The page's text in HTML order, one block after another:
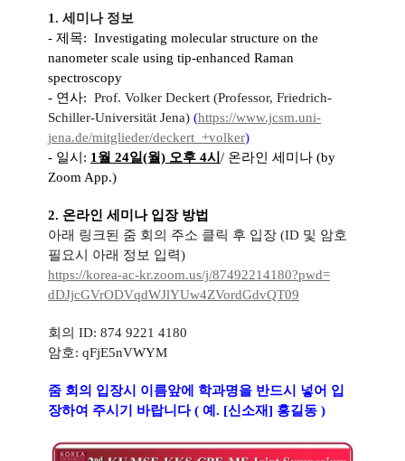
1. 세미나 정보
- 제목: Investigating molecular structure on the
nanometer scale using tip-enhanced Raman
spectroscopy
- 연사: Prof. Volker Deckert (Professor, Friedrich-
Schiller-Universität Jena) (https://www.jcsm.uni-
jena.de/mitglieder/deckert_+volker)
- 일시: 1월 24일(월) 오후 4시 / 온라인 세미나 (by
Zoom App.)
2. 온라인 세미나 입장 방법
아래 링크된 줌 회의 주소 클릭 후 입장 (ID 및 암호
필요시 아래 정보 입력)
https://korea-ac-kr.zoom.us/j/87492214180?pwd=
dDJjcGVrODVqdWJlYUw4ZVordGdvQT09
회의 ID: 874 9221 4180
암호: qFjE5nVWYM
줌 회의 입장시 이름앞에 학과명을 반드시 넣어 입
장하여 주시기 바랍니다 ( 예. [신소재] 홍길동 )